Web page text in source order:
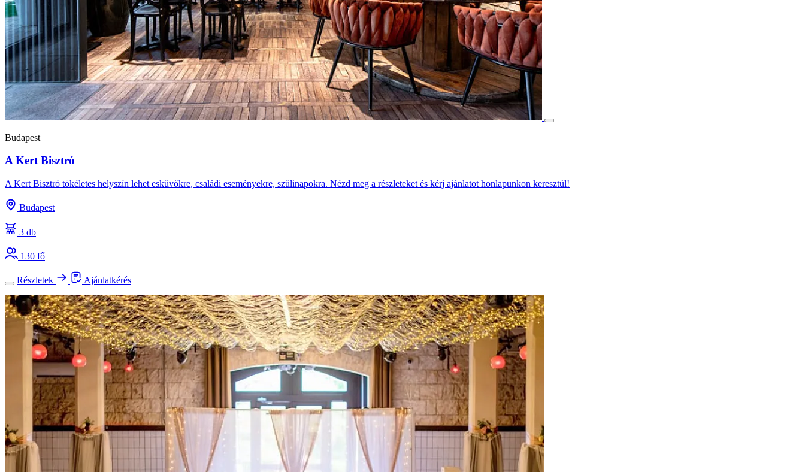
Budapest
A Kert Bisztró
A Kert Bisztró tökéletes helyszín lehet esküvőkre, családi eseményekre, szülinapokra. Nézd meg a részleteket és kérj ajánlatot honlapunkon keresztül!
Budapest
3 db
130 fő
Részletek Ajánlatkérés